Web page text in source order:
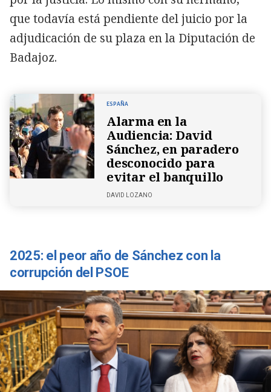
que todavía está pendiente del juicio por la
adjudicación de su plaza en la Diputación de
Badajoz.
ESPAÑA
Alarma en la
Audiencia: David
Sánchez, en paradero
desconocido para
evitar el banquillo
DAVID LOZANO
2025: el peor año de Sánchez con la
corrupción del PSOE